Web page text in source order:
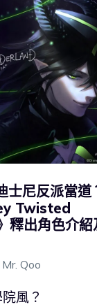
士尼反派當道
Twisted
出角色介紹
Mr. Qoo
風？